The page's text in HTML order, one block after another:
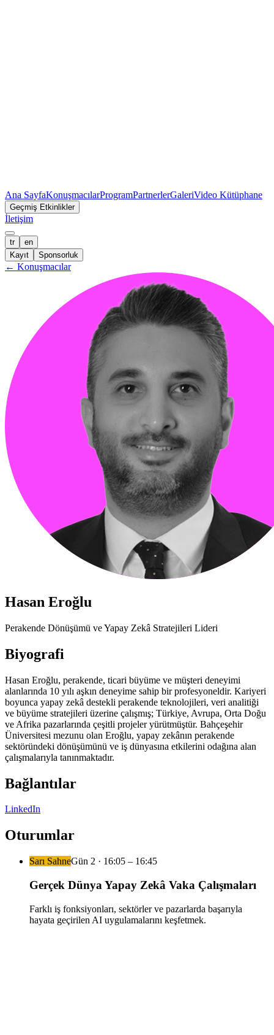
Ana SayfaKonuşmacılarProgramPartnerlerGaleriVideo Kütüphane
Geçmiş Etkinlikler
İletişim
tr
en
Kayıt
Sponsorluk
← Konuşmacılar
Hasan Eroğlu
Perakende Dönüşümü ve Yapay Zekâ Stratejileri Lideri
Biyografi
Hasan Eroğlu, perakende, ticari büyüme ve müşteri deneyimi
alanlarında 10 yılı aşkın deneyime sahip bir profesyoneldir. Kariyeri
boyunca yapay zekâ destekli perakende teknolojileri, veri analitiği
ve büyüme stratejileri üzerine çalışmış; Türkiye, Avrupa, Orta Doğu
ve Afrika pazarlarında çeşitli projeler yürütmüştür. Bahçeşehir
Üniversitesi mezunu olan Eroğlu, yapay zekânın perakende
sektöründeki dönüşümünü ve iş dünyasına etkilerini odağına alan
çalışmalarıyla tanınmaktadır.
Bağlantılar
LinkedIn
Oturumlar
Sarı SahneGün 2 · 16:05 – 16:45
Gerçek Dünya Yapay Zekâ Vaka Çalışmaları
Farklı iş fonksiyonları, sektörler ve pazarlarda başarıyla
hayata geçirilen AI uygulamalarını keşfetmek.